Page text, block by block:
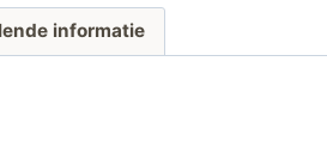
informatie